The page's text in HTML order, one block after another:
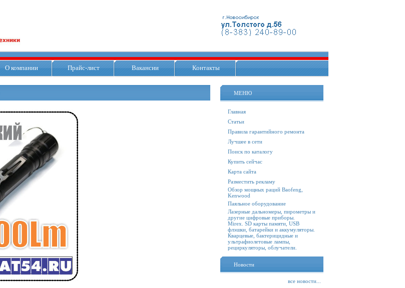
О компании Прайс-лист Вакансии Контакты
МЕНЮ
Главная
Статьи
Правила гарантийного ремонта
Лучшее в сети
Поиск по каталогу
Купить сейчас
Карта сайта
Разместить рекламу
Обзор мощных раций Baofeng,
Kenwood
Паяльное оборудование
Лазерные дальномеры, пирометры и
другие цифровые приборы.
Mirex. SD карты памяти, USB
флэшки, батарейки и аккумуляторы.
Кварцевые, бактерицидные и
ультрафиолетовые лампы,
рециркуляторы, облучатели.
Новости
все новости...